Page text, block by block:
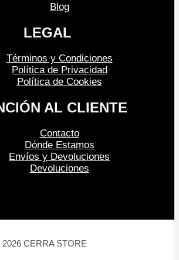
Blog
LEGAL
Términos y Condiciones
Política de Privacidad
Política de Cookies
AL CLIENTE
Contacto
Dónde Estamos
Envíos y Devoluciones
Devoluciones
CERRA STORE